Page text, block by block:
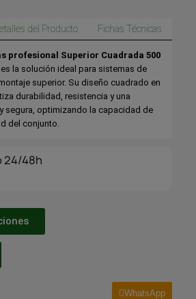
del Producto Fichas Técnicas
profesional Superior Cuadrada 500
es la solución ideal para sistemas de
superior. Su diseño cuadrado en
durabilidad, resistencia y una
segura, optimizando la capacidad de
del conjunto.
24/48h
WhatsApp